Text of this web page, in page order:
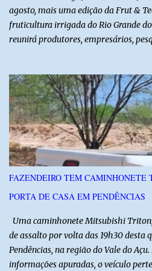
agosto, mais uma edição da Frut &
fruticultura irrigada do Rio Grande
reunirá produtores, empresários,
instituições e tecnologias voltadas
técnicas, a feira contará com
agosto, o público poderá prestigiar o
seguido de apresentação musical de
reforça a importância do Distrito de
referência na fruticultura irrigada,
inovação e oportunidades para o
potiguar. @associacaodiba
FAZENDEIRO TEM CAMINHONETE
PORTA DE CASA EM PENDÊNCIAS
Uma caminhonete Mitsubishi
de assalto por volta das 19h30 desta
Pendências, na região do Vale do
informações apuradas, o veículo